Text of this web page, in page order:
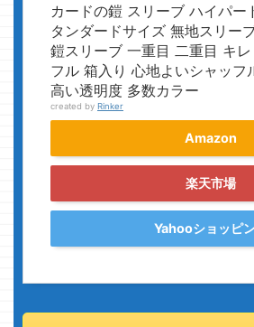
カードの鎧 スリーブ ハイパー
タンダードサイズ 無地スリー
鎧スリーブ 一重目 二重目 キ
フル 箱入り 心地よいシャッフ
高い透明度 多数カラー
created by Rinker
Amazon
楽天市場
Yahooショッピ